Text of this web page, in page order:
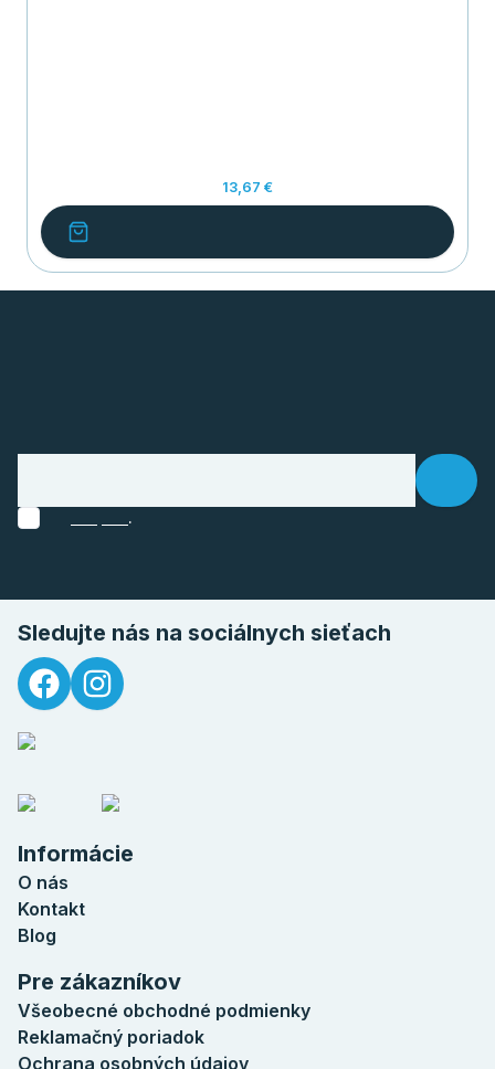
13,67 €
.
Sledujte nás na sociálnych sieťach
Informácie
O nás
Kontakt
Blog
Pre zákazníkov
Všeobecné obchodné podmienky
Reklamačný poriadok
Ochrana osobných údajov